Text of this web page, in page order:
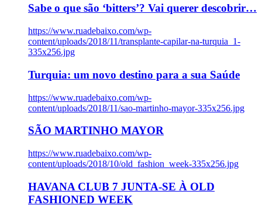
Sabe o que são ‘bitters’? Vai querer descobrir…
https://www.ruadebaixo.com/wp-
content/uploads/2018/11/transplante-capilar-na-turquia_1-
335x256.jpg
Turquia: um novo destino para a sua Saúde
https://www.ruadebaixo.com/wp-
content/uploads/2018/11/sao-martinho-mayor-335x256.jpg
SÃO MARTINHO MAYOR
https://www.ruadebaixo.com/wp-
content/uploads/2018/10/old_fashion_week-335x256.jpg
HAVANA CLUB 7 JUNTA-SE À OLD
FASHIONED WEEK